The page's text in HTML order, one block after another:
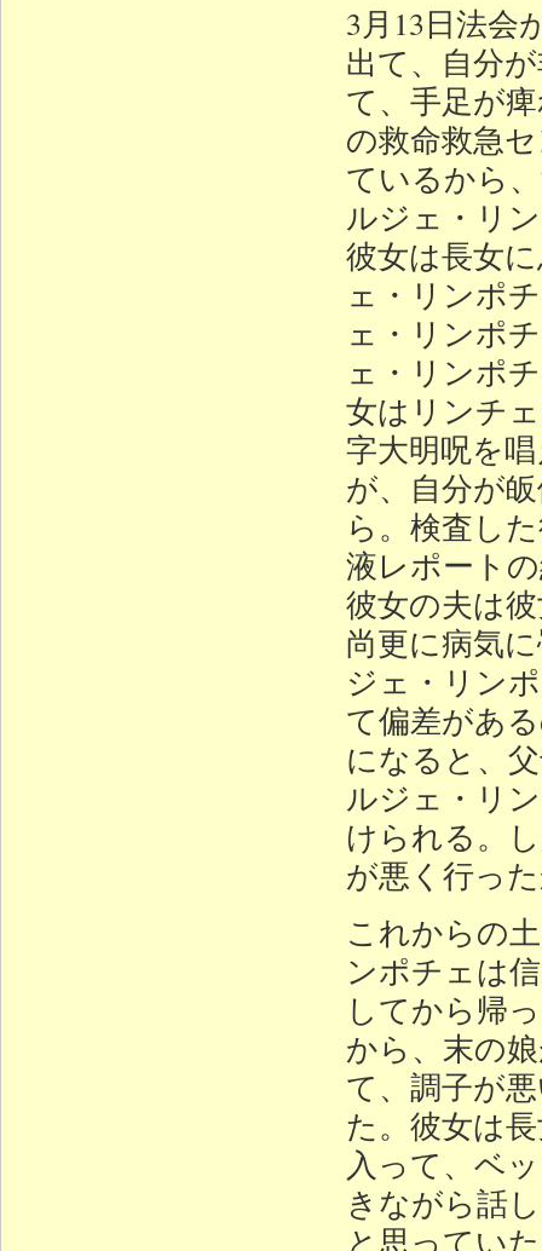
3月13日法会
出て、自分
て、手足が
の救命救急
ているから
ルジェ・リ
彼女は長女
ェ・リンポ
ェ・リンポ
ェ・リンポ
女はリンチ
字大明呪を
が、自分が
ら。検査し
液レポート
彼女の夫は
尚更に病気
ジェ・リン
て偏差があ
になると、
ルジェ・リ
けられる。
が悪く行っ
これからの
ンポチェは
してから帰
から、末の
て、調子が
た。彼女は
入って、ベ
きながら話
と思ってい